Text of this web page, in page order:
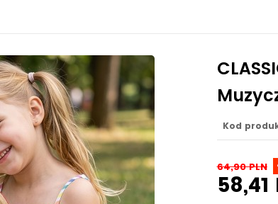
Kod
64,90 PLN
58,41